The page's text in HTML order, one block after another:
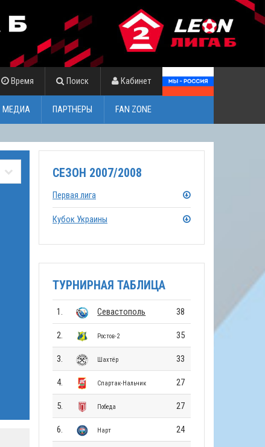
Время Поиск Кабинет
МЕДИА ПАРТНЕРЫ FAN ZONE
СЕЗОН 2007/2008
Первая лига
Кубок Украины
ТУРНИРНАЯ ТАБЛИЦА
1. Севастополь 38
2. Ростов-2 35
3. Шахтёр 33
4. Спартак-Нальчик 27
5. Победа 27
6. Нарт 24